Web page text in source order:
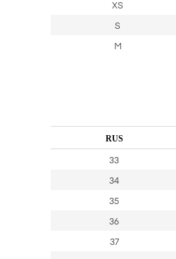
XS
S
M
RUS
33
34
35
36
37